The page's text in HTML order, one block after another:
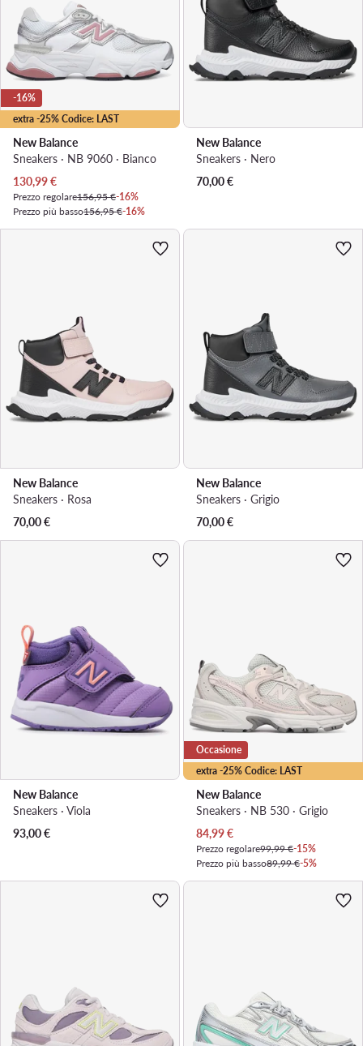
extra -25% Codice: LAST
-16%
New Balance
Sneakers · NB 9060 · Bianco
Prezzo attuale
130,99€
Prezzo regolare156,95 €-16%
Prezzo più basso156,95 €-16%
New Balance
Sneakers · Nero
70,00€
New Balance
Sneakers · Rosa
70,00€
New Balance
Sneakers · Grigio
70,00€
New Balance
Sneakers · Viola
93,00€
extra -25% Codice: LAST
Occasione
New Balance
Sneakers · NB 530 · Grigio
Prezzo attuale
84,99€
Prezzo regolare99,99 €-15%
Prezzo più basso89,99 €-5%